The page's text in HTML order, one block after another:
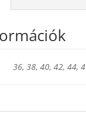
36, 38, 40, 42, 44,